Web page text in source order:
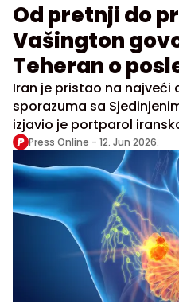
Od pretnji do
Vašington
Teheran o
američkih
Iran je pristao na
sporazuma sa
izjavio je portparol
poslvoa Esmail Bagei i
kompromis kad je reč o
Press Online - 12. Jun 2026.